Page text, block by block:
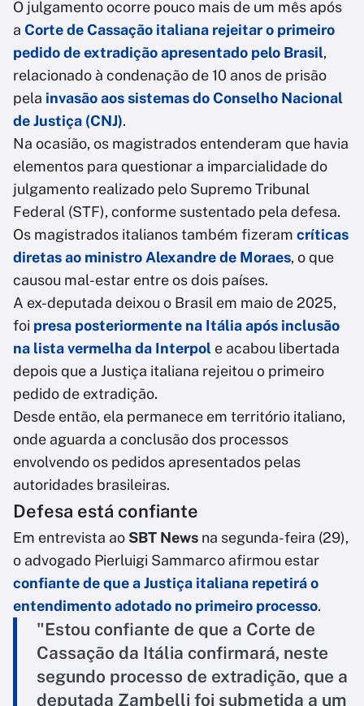
O julgamento ocorre pouco mais de um mês após
a Corte de Cassação italiana rejeitar o primeiro
pedido de extradição apresentado pelo Brasil,
relacionado à condenação de 10 anos de prisão
pela invasão aos sistemas do Conselho Nacional
de Justiça (CNJ).
Na ocasião, os magistrados entenderam que havia
elementos para questionar a imparcialidade do
julgamento realizado pelo Supremo Tribunal
Federal (STF), conforme sustentado pela defesa.
Os magistrados italianos também fizeram críticas
diretas ao ministro Alexandre de Moraes, o que
causou mal-estar entre os dois países.
A ex-deputada deixou o Brasil em maio de 2025,
foi presa posteriormente na Itália após inclusão
na lista vermelha da Interpol e acabou libertada
depois que a Justiça italiana rejeitou o primeiro
pedido de extradição.
Desde então, ela permanece em território italiano,
onde aguarda a conclusão dos processos
envolvendo os pedidos apresentados pelas
autoridades brasileiras.
Defesa está confiante
Em entrevista ao SBT News na segunda-feira (29),
o advogado Pierluigi Sammarco afirmou estar
confiante de que a Justiça italiana repetirá o
entendimento adotado no primeiro processo.
"Estou confiante de que a Corte de
Cassação da Itália confirmará, neste
segundo processo de extradição, que a
deputada Zambelli foi submetida a um